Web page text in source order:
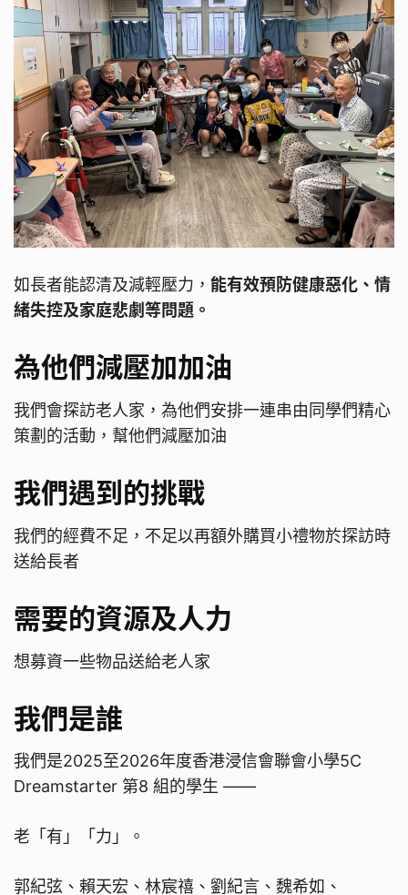
如長者能認清及減輕壓力， 能有效預防健康惡化、情
緒失控及家庭悲劇等問題。
為他們減壓加加油
我們會探訪老人家，為他們安排一連串由同學們精心
策劃的活動，幫他們減壓加油
我們遇到的挑戰
我們的經費不足，不足以再額外購買小禮物於探訪時
送給長者
需要的資源及人力
想募資一些物品送給老人家
我們是誰
我們是2025至2026年度香港浸信會聯會小學5C
Dreamstarter 第8 組的學生 ——
老「有」「力」。
郭紀弦、賴天宏、林宸禧、劉紀言、魏希如、